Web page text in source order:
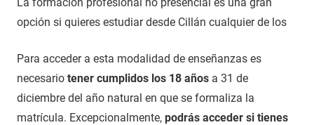
opción si quieres estudiar desde Cillán cualquier de los
Para acceder a esta modalidad de enseñanzas es
necesario tener cumplidos los 18 años a 31 de
diciembre del año natural en que se formaliza la
matrícula. Excepcionalmente, podrás acceder si tienes